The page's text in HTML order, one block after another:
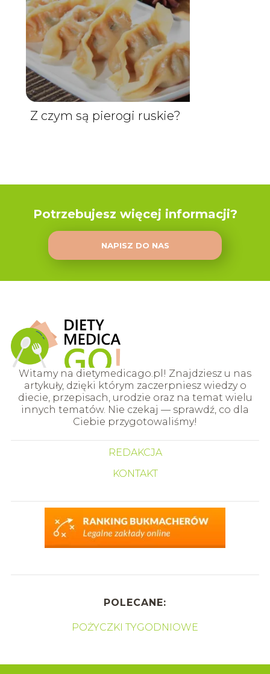
Z czym są pierogi ruskie?
Potrzebujesz więcej informacji?
NAPISZ DO NAS
Witamy na dietymedicago.pl! Znajdziesz u nas
artykuły, dzięki którym zaczerpniesz wiedzy o
diecie, przepisach, urodzie oraz na temat wielu
innych tematów. Nie czekaj — sprawdź, co dla
Ciebie przygotowaliśmy!
REDAKCJA
KONTAKT
POLECANE:
POŻYCZKI TYGODNIOWE